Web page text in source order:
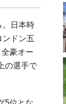
。日本時
ンドン五
豪オー
の選手で